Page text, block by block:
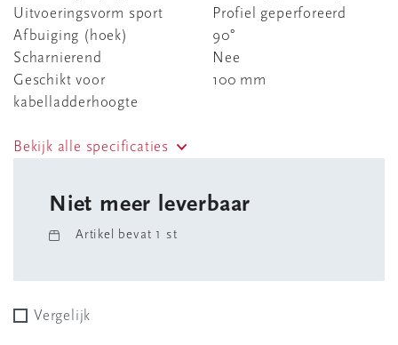
Uitvoeringsvorm sport
Profiel geperforeerd
Afbuiging (hoek)
90°
Scharnierend
Nee
Geschikt voor
kabelladderhoogte
100 mm
Bekijk alle specificaties
Niet meer leverbaar
Artikel bevat 1 st
Vergelijk